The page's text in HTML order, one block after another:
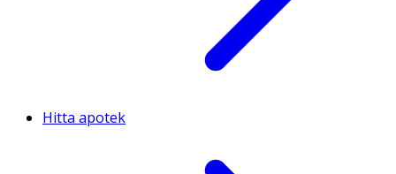
Hitta apotek